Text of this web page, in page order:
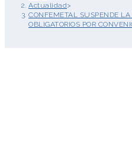
Actualidad>
CONFEMETAL SUSPENDE
OBLIGATORIOS POR